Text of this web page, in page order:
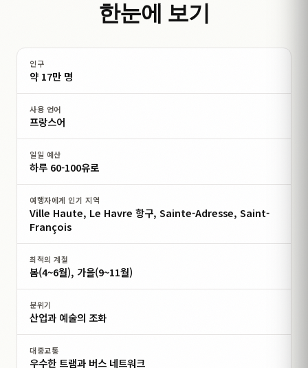
한눈에 보기
인구
약 17만 명
사용 언어
프랑스어
일일 예산
하루 60-100유로
여행자에게 인기 지역
Ville Haute, Le Havre 항구, Sainte-Adresse, Saint-
François
최적의 계절
봄(4~6월), 가을(9~11월)
분위기
산업과 예술의 조화
대중교통
우수한 트램과 버스 네트워크